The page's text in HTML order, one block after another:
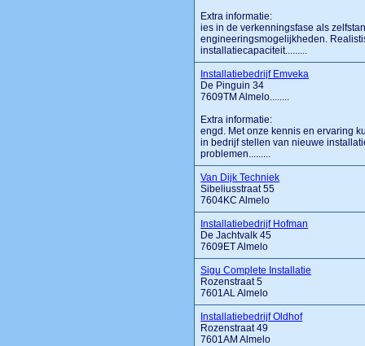
Extra informatie:
ies in de verkenningsfase als
engineeringsmogelijkheden.
installatiecapaciteit.........
Installatiebedrijf Emveka
De Pinguin 34
7609TM Almelo........
Extra informatie:
engd. Met onze kennis en ervaring
in bedrijf stellen van nieuwe
problemen.........
Van Dijk Techniek
Sibeliusstraat 55
7604KC Almelo
Installatiebedrijf Hofman
De Jachtvalk 45
7609ET Almelo
Sigu Complete Installatie
Rozenstraat 5
7601AL Almelo
Installatiebedrijf Oldhof
Rozenstraat 49
7601AM Almelo